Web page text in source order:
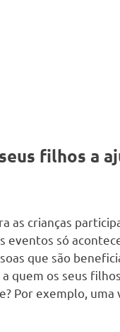
filhos a
as crianças
eventos só
que são
quem os seus
Por exemplo,